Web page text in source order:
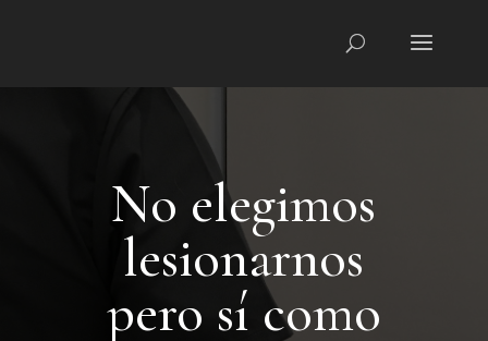
No elegimos
lesionarnos
pero sí como